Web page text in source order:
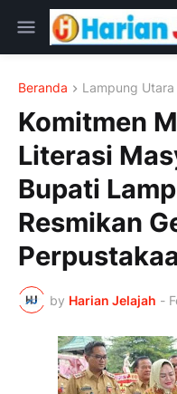
Beranda Lampung Utara
Komitmen
Literasi
Bupati
Resmikan
by Harian Jelajah -